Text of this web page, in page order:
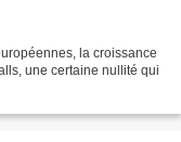
la croissance
une certaine nullité qui